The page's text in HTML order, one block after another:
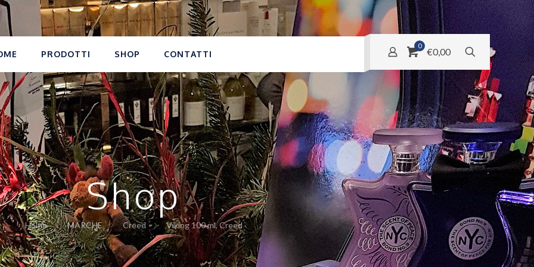
PRODOTTI SHOP CONTATTI
0
€0,00
Shop
Home MARCHE Creed Viking 100 ml, Creed